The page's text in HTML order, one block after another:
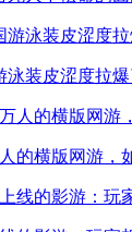
泳装皮涩度拉
的横版网游，